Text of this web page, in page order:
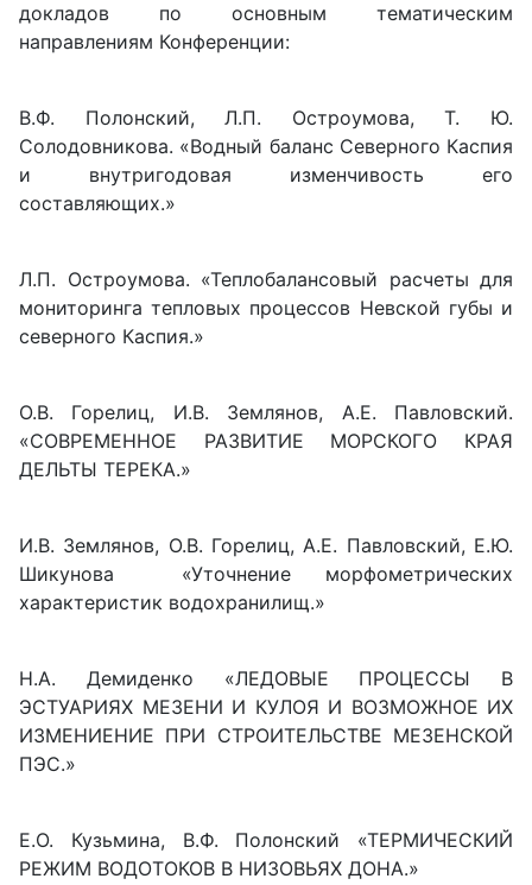
докладов по основным тематическим
направлениям Конференции:
В.Ф. Полонский, Л.П. Остроумова, Т. Ю.
Солодовникова. «Водный баланс Северного Каспия
и внутригодовая изменчивость его
составляющих.»
Л.П. Остроумова. «Теплобалансовый расчеты для
мониторинга тепловых процессов Невской губы и
северного Каспия.»
О.В. Горелиц, И.В. Землянов, А.Е. Павловский.
«СОВРЕМЕННОЕ РАЗВИТИЕ МОРСКОГО КРАЯ
ДЕЛЬТЫ ТЕРЕКА.»
И.В. Землянов, О.В. Горелиц, А.Е. Павловский, Е.Ю.
Шикунова «Уточнение морфометрических
характеристик водохранилищ.»
Н.А. Демиденко «ЛЕДОВЫЕ ПРОЦЕССЫ В
ЭСТУАРИЯХ МЕЗЕНИ И КУЛОЯ И ВОЗМОЖНОЕ ИХ
ИЗМЕНИЕНИЕ ПРИ СТРОИТЕЛЬСТВЕ МЕЗЕНСКОЙ
ПЭС.»
Е.О. Кузьмина, В.Ф. Полонский «ТЕРМИЧЕСКИЙ
РЕЖИМ ВОДОТОКОВ В НИЗОВЬЯХ ДОНА.»